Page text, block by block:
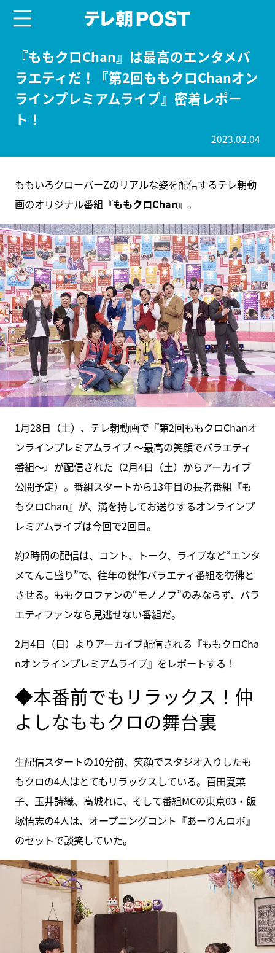
『ももクロChan』は最高のエンタメバ
ラエティだ！『第2回ももクロChanオン
ラインプレミアムライブ』密着レポー
ト！
2023.02.04
ももいろクローバーZのリアルな姿を配信するテレ朝動
画のオリジナル番組 『ももクロChan』 。
1月28日（土）、テレ朝動画で『第2回ももクロChanオ
ンラインプレミアムライブ ～最高の笑顔でバラエティ
番組～』が配信された（2月4日（土）からアーカイブ
公開予定）。番組スタートから13年目の長者番組『も
もクロChan』が、満を持してお送りするオンラインプ
レミアムライブは今回で2回目。
約2時間の配信は、コント、トーク、ライブなど“エンタ
メてんこ盛り”で、往年の傑作バラエティ番組を彷彿と
させる。ももクロファンの“モノノフ”のみならず、バラ
エティファンなら見逃せない番組だ。
2月4日（日）よりアーカイブ配信される『ももクロCha
nオンラインプレミアムライブ』をレポートする！
◆本番前でもリラックス！仲
よしなももクロの舞台裏
生配信スタートの10分前、笑顔でスタジオ入りしたも
もクロの4人はとてもリラックスしている。百田夏菜
子、玉井詩織、高城れに、そして番組MCの東京03・飯
塚悟志の4人は、オープニングコント『あーりんロボ』
のセットで談笑していた。